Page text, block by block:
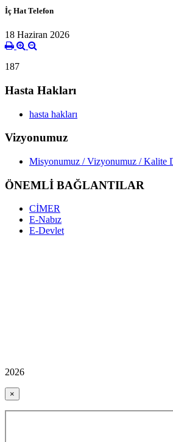
İç Hat Telefon
18 Haziran 2026
187
Hasta Hakları
hasta hakları
Vizyonumuz
Misyonumuz / Vizyonumuz / Kalite
ÖNEMLİ BAĞLANTILAR
CİMER
E-Nabız
E-Devlet
2026
×